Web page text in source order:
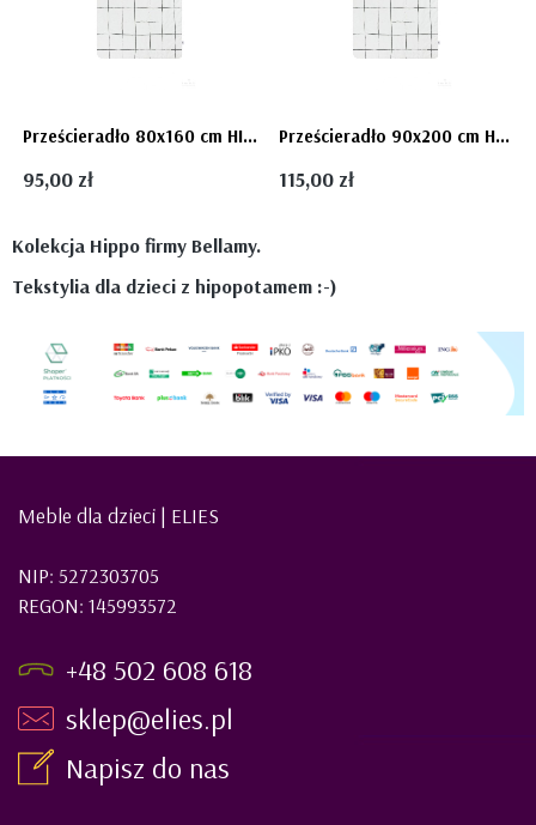
Prześcieradło 80x160 cm HIPPO - Bellamy
95,00 zł
Prześcieradło 90x200 cm HIPPO - Bellamy
115,00 zł
Kolekcja Hippo firmy Bellamy.
Tekstylia dla dzieci z hipopotamem :-)
Meble dla dzieci | ELIES
NIP: 5272303705
REGON: 145993572
+48 502 608 618
sklep@elies.pl
Napisz do nas